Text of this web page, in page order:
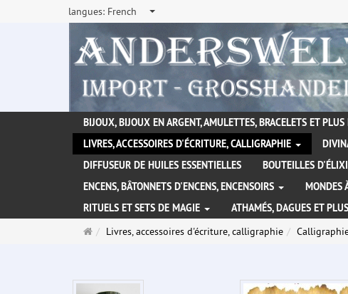
langues: French
BIJOUX, BIJOUX EN ARGENT, AMULETTES, BRACELETS ET PLUS
LIVRES, ACCESSOIRES D'ÉCRITURE, CALLIGRAPHIE
DIFFUSEUR DE HUILES ESSENTIELLES
BOUTEILLES
ENCENS, BÂTONNETS D'ENCENS, ENCENSOIRS
MONDES
RITUELS ET SETS DE MAGIE
ATHAMÉS, DAGUES ET PLUS
PageLivres, accessoires d'écriture, calligraphie